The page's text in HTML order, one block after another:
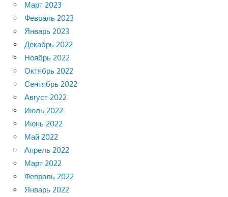
Март 2023
Февраль 2023
Январь 2023
Декабрь 2022
Ноябрь 2022
Октябрь 2022
Сентябрь 2022
Август 2022
Июль 2022
Июнь 2022
Май 2022
Апрель 2022
Март 2022
Февраль 2022
Январь 2022